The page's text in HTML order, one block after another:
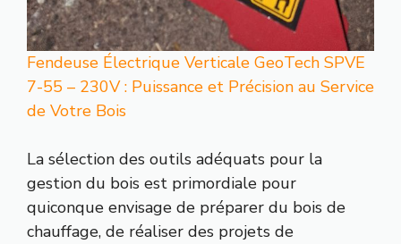
Fendeuse Électrique Verticale GeoTech SPVE
7-55 – 230V : Puissance et Précision au Service
de Votre Bois
La sélection des outils adéquats pour la
gestion du bois est primordiale pour
quiconque envisage de préparer du bois de
chauffage, de réaliser des projets de